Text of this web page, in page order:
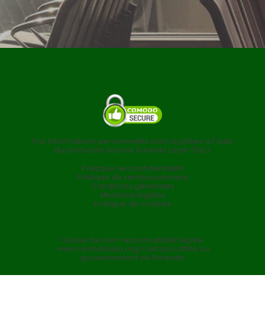
Vos informations personnelles sont cryptées à l'aide
du protocole Secure Sockets Layer (SSL).
Politique de confidentialité
Politique de remboursement
Conditions générales
Mentions légales
Politique de cookies
Clause de non-responsabilité légale:
www.rwandavisa.org n'est pas affilié au
gouvernement de Rwanda.